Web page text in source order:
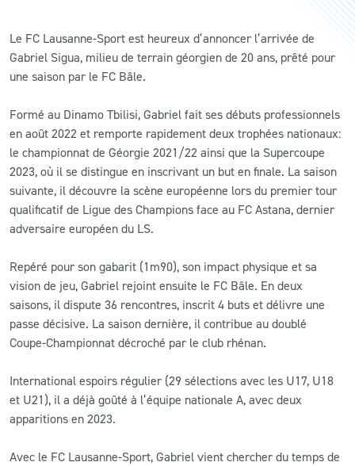
BUSINESS
RESTAURATION
CLUB
CONTACT
ACTUALITÉS
L’APP DU LS
LS ACADEMY CAMPS
MATCH DES CELEBRITES
PRESSE ET MEDIAS
Le FC Lausanne-Sport est heureux d’annoncer l’arrivée de
Gabriel Sigua, milieu de terrain géorgien de 20 ans, prêté pour
une saison par le FC Bâle.
Formé au Dinamo Tbilisi, Gabriel fait ses débuts professionnels
en août 2022 et remporte rapidement deux trophées nationaux:
le championnat de Géorgie 2021/22 ainsi que la Supercoupe
2023, où il se distingue en inscrivant un but en finale. La saison
suivante, il découvre la scène européenne lors du premier tour
qualificatif de Ligue des Champions face au FC Astana, dernier
adversaire européen du LS.
Repéré pour son gabarit (1m90), son impact physique et sa
vision de jeu, Gabriel rejoint ensuite le FC Bâle. En deux
saisons, il dispute 36 rencontres, inscrit 4 buts et délivre une
passe décisive. La saison dernière, il contribue au doublé
Coupe-Championnat décroché par le club rhénan.
International espoirs régulier (29 sélections avec les U17, U18
et U21), il a déjà goûté à l’équipe nationale A, avec deux
apparitions en 2023.
Avec le FC Lausanne-Sport, Gabriel vient chercher du temps de